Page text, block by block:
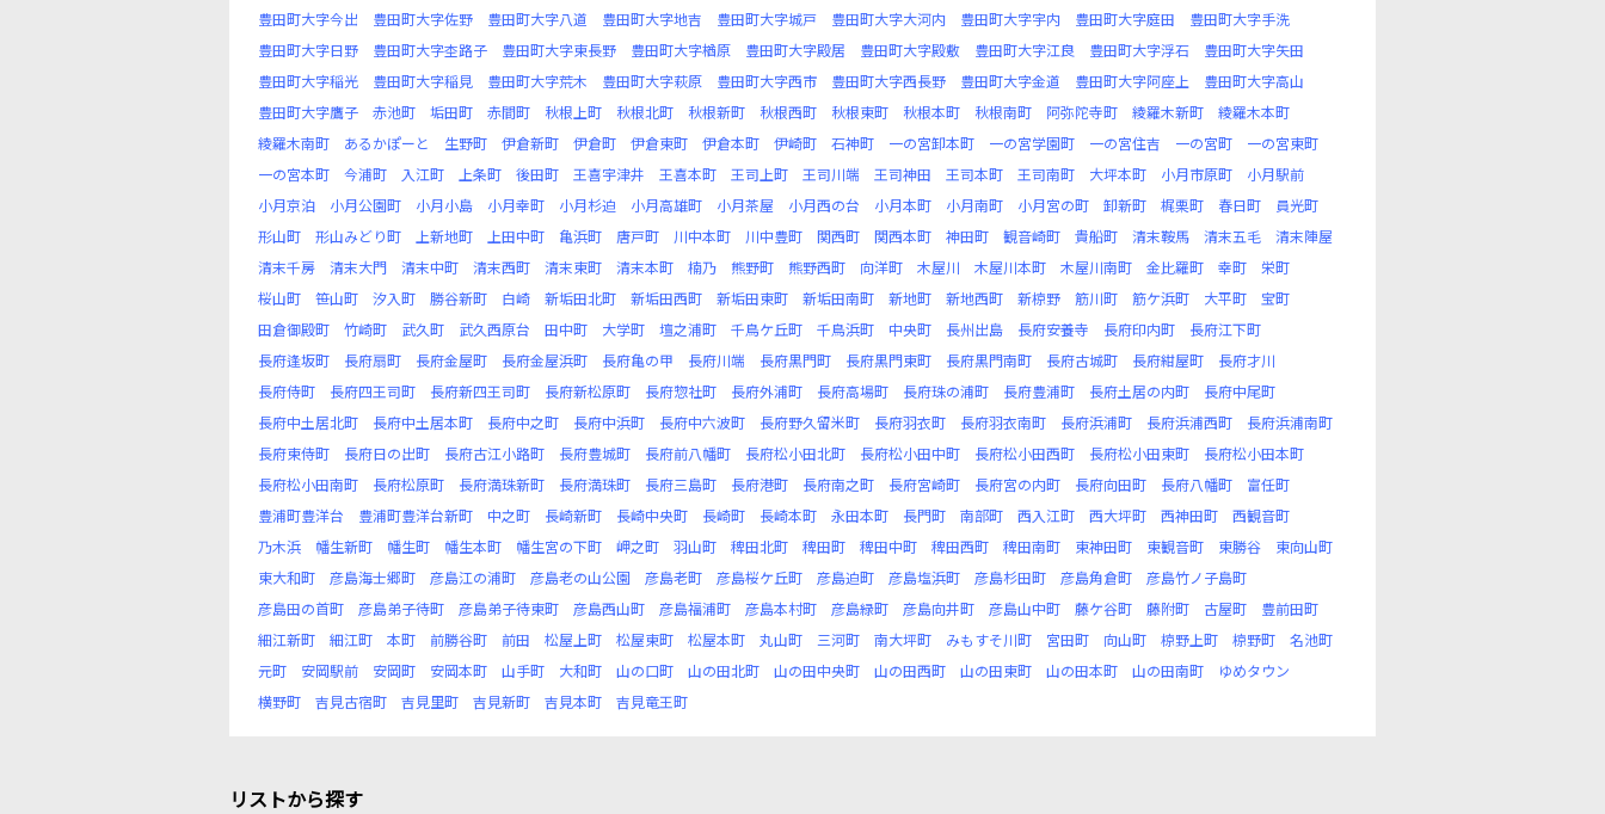
豊田町大字今出
豊田町大字佐野 豊田町大字八道 豊田町大字地吉 豊田町大字城戸 豊田町大字大河内 豊田町大字宇内 豊田町大字庭田
豊田町大字手洗
豊田町大字日野
豊田町大字杢路子 豊田町大字東長野 豊田町大字楢原 豊田町大字殿居 豊田町大字殿敷 豊田町大字江良 豊田町大字浮石
豊田町大字矢田
豊田町大字稲光
豊田町大字稲見 豊田町大字荒木 豊田町大字萩原 豊田町大字西市 豊田町大字西長野 豊田町大字金道 豊田町大字阿座上
豊田町大字高山
豊田町大字鷹子
赤池町 垢田町 赤間町 秋根上町 秋根北町 秋根新町 秋根西町 秋根東町 秋根本町 秋根南町 阿弥陀寺町 綾羅木新町
綾羅木本町
綾羅木南町
あるかぽーと 生野町 伊倉新町 伊倉町 伊倉東町 伊倉本町 伊崎町 石神町 一の宮卸本町 一の宮学園町 一の宮住吉 一の宮町
一の宮東町
一の宮本町
今浦町 入江町 上条町 後田町 王喜宇津井 王喜本町 王司上町 王司川端 王司神田 王司本町 王司南町 大坪本町 小月市原町
小月駅前
小月京泊
小月公園町 小月小島 小月幸町 小月杉迫 小月高雄町 小月茶屋 小月西の台 小月本町 小月南町 小月宮の町 卸新町 梶栗町 春日町
員光町
形山町
形山みどり町 上新地町 上田中町 亀浜町 唐戸町 川中本町 川中豊町 関西町 関西本町 神田町 観音崎町 貴船町 清末鞍馬 清末五毛
清末陣屋
清末千房
清末大門 清末中町 清末西町 清末東町 清末本町 楠乃 熊野町 熊野西町 向洋町 木屋川 木屋川本町 木屋川南町 金比羅町 幸町
栄町
桜山町
笹山町 汐入町 勝谷新町 白崎 新垢田北町 新垢田西町 新垢田東町 新垢田南町 新地町 新地西町 新椋野 筋川町 筋ケ浜町 大平町
宝町
田倉御殿町
竹崎町 武久町 武久西原台 田中町 大学町 壇之浦町 千鳥ケ丘町 千鳥浜町 中央町 長州出島 長府安養寺 長府印内町
長府江下町
長府逢坂町
長府扇町 長府金屋町 長府金屋浜町 長府亀の甲 長府川端 長府黒門町 長府黒門東町 長府黒門南町 長府古城町 長府紺屋町
長府才川
長府侍町
長府四王司町 長府新四王司町 長府新松原町 長府惣社町 長府外浦町 長府高場町 長府珠の浦町 長府豊浦町 長府土居の内町
長府中尾町
長府中土居北町
長府中土居本町 長府中之町 長府中浜町 長府中六波町 長府野久留米町 長府羽衣町 長府羽衣南町 長府浜浦町 長府浜浦西町
長府浜浦南町
長府東侍町
長府日の出町 長府古江小路町 長府豊城町 長府前八幡町 長府松小田北町 長府松小田中町 長府松小田西町 長府松小田東町
長府松小田本町
長府松小田南町
長府松原町 長府満珠新町 長府満珠町 長府三島町 長府港町 長府南之町 長府宮崎町 長府宮の内町 長府向田町 長府八幡町
富任町
豊浦町豊洋台
豊浦町豊洋台新町 中之町 長崎新町 長崎中央町 長崎町 長崎本町 永田本町 長門町 南部町 西入江町 西大坪町 西神田町
西観音町
乃木浜
幡生新町 幡生町 幡生本町 幡生宮の下町 岬之町 羽山町 稗田北町 稗田町 稗田中町 稗田西町 稗田南町 東神田町 東観音町 東勝谷
東向山町
東大和町
彦島海士郷町 彦島江の浦町 彦島老の山公園 彦島老町 彦島桜ケ丘町 彦島迫町 彦島塩浜町 彦島杉田町 彦島角倉町
彦島竹ノ子島町
彦島田の首町
彦島弟子待町 彦島弟子待東町 彦島西山町 彦島福浦町 彦島本村町 彦島緑町 彦島向井町 彦島山中町 藤ケ谷町 藤附町 古屋町
豊前田町
細江新町
細江町 本町 前勝谷町 前田 松屋上町 松屋東町 松屋本町 丸山町 三河町 南大坪町 みもすそ川町 宮田町 向山町 椋野上町 椋野町
名池町
元町
安岡駅前 安岡町 安岡本町 山手町 大和町 山の口町 山の田北町 山の田中央町 山の田西町 山の田東町 山の田本町 山の田南町
ゆめタウン
横野町
吉見古宿町 吉見里町 吉見新町 吉見本町 吉見竜王町
リストから探す